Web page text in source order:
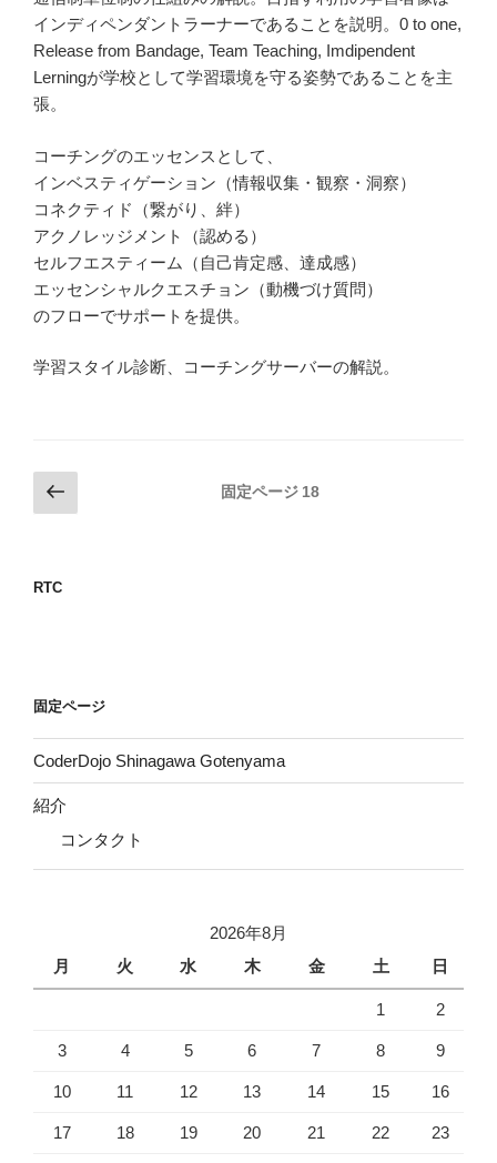
インディペンダントラーナーであることを説明。0 to one,
Release from Bandage, Team Teaching, Imdipendent
Lerningが学校として学習環境を守る姿勢であることを主
張。
コーチングのエッセンスとして、
インベスティゲーション（情報収集・観察・洞察）
コネクティド（繋がり、絆）
アクノレッジメント（認める）
セルフエスティーム（自己肯定感、達成感）
エッセンシャルクエスチョン（動機づけ質問）
のフローでサポートを提供。
学習スタイル診断、コーチングサーバーの解説。
投
稿
ペ
り
前
の
固定ページ 18
RTC
固定ページ
CoderDojo Shinagawa Gotenyama
紹介
コンタクト
2026年8月
月
火 水 木 金 土 日
1 2
3 4 5 6 7 8 9
10 11 12 13 14 15 16
17 18 19 20 21 22 23